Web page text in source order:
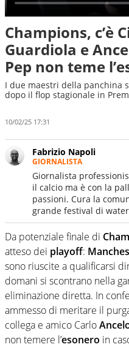
Champions, c’è
Guardiola e
Pep non teme
I due maestri della panchina
dopo il flop stagionale in
10/02/25 17:31
Fabrizio Napoli
GIORNALISTA
Giornalista
il calcio ma è con la
passioni. Cura la
grande festival di
Da potenziale finale di
atteso dei playoff:
sono riuscite a qualificarsi
domani si scontrano nella
eliminazione diretta. In
ammesso di meritare il
collega e amico Carlo
non temere l’esonero in